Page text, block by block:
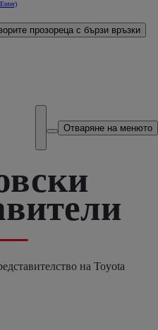
прозореца с бързи връзки
Отваряне на менюто
на Toyota